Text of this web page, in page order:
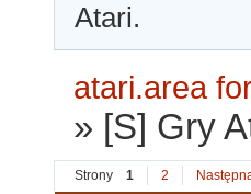
Atari.
atari.area
» [S] Gry
Strony 1 2